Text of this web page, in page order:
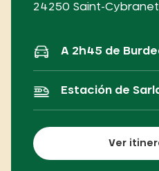
24250 Saint-Cybranet
A 2h45 de
Estación de
Ver